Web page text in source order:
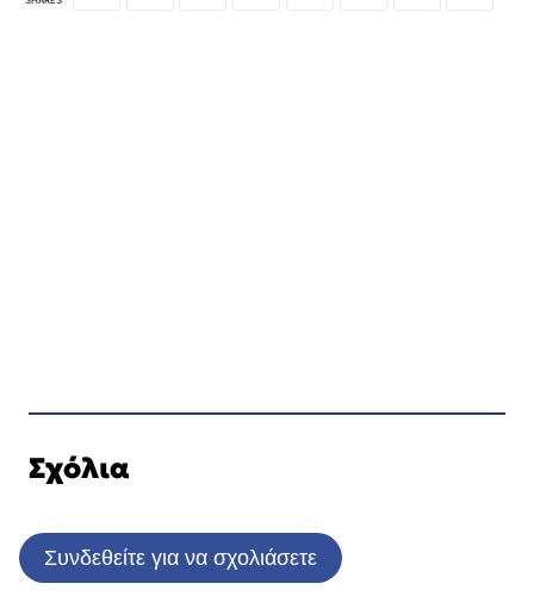
Σχόλια
Συνδεθείτε για να σχολιάσετε